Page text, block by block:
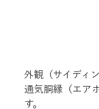
外観（サイディ
通気胴縁（エア
す。